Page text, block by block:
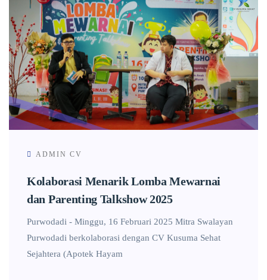
ADMIN CV
Kolaborasi Menarik Lomba Mewarnai
dan Parenting Talkshow 2025
Purwodadi - Minggu, 16 Februari 2025 Mitra Swalayan
Purwodadi berkolaborasi dengan CV Kusuma Sehat
Sejahtera (Apotek Hayam